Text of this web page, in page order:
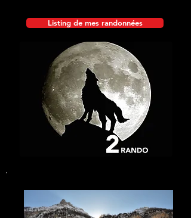
Listing de mes randonnées